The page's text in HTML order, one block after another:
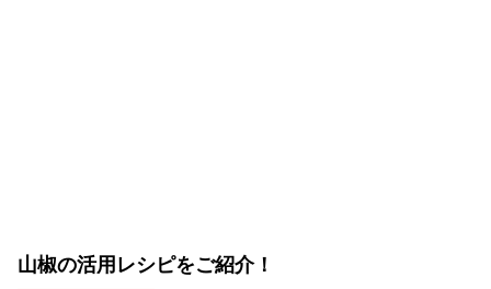
山椒の活用レシピをご紹介！